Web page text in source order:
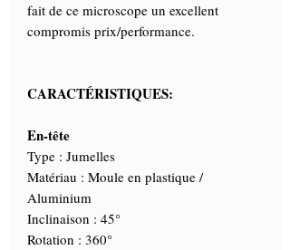
fait de ce microscope un excellent
compromis prix/performance.
CARACTÉRISTIQUES:
En-tête
Type : Jumelles
Matériau : Moule en plastique /
Aluminium
Inclinaison : 45°
Rotation : 360°